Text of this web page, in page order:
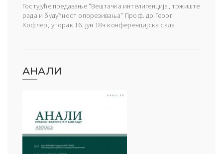
Гостујуће предавање “Вештачка интелигенција, тржиште
рада и будућност опорезивања” Проф. др Георг
Кофлер, уторак 16. јун 18ч конференцијска сала
АНАЛИ